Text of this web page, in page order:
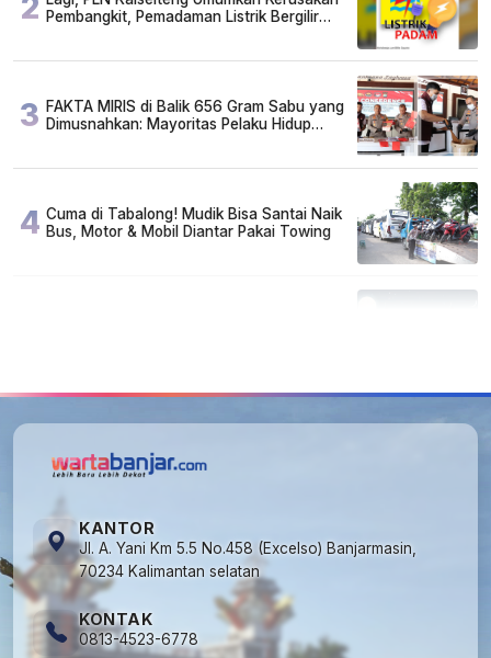
2 Pembangkit, Pemadaman Listrik Bergilir
3 FAKTA MIRIS di Balik 656 Gram Sabu yang
Dimusnahkan: Mayoritas Pelaku Hidup
4 Cuma di Tabalong! Mudik Bisa Santai Naik
Bus, Motor & Mobil Diantar Pakai Towing
KANTOR
Jl. A. Yani Km 5.5 No.458 (Excelso) Banjarmasin,
70234 Kalimantan selatan
KONTAK
0813-4523-6778